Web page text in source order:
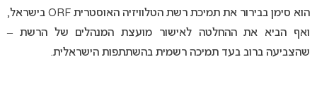
הוא סימן בבירור את תמיכת רשת הטלוויזיה האוסטרית ORF בישראל,
ואף הביא את ההחלטה לאישור מועצת המנהלים של הרשת –
שהצביעה ברוב בעד תמיכה רשמית בהשתתפות הישראלית.